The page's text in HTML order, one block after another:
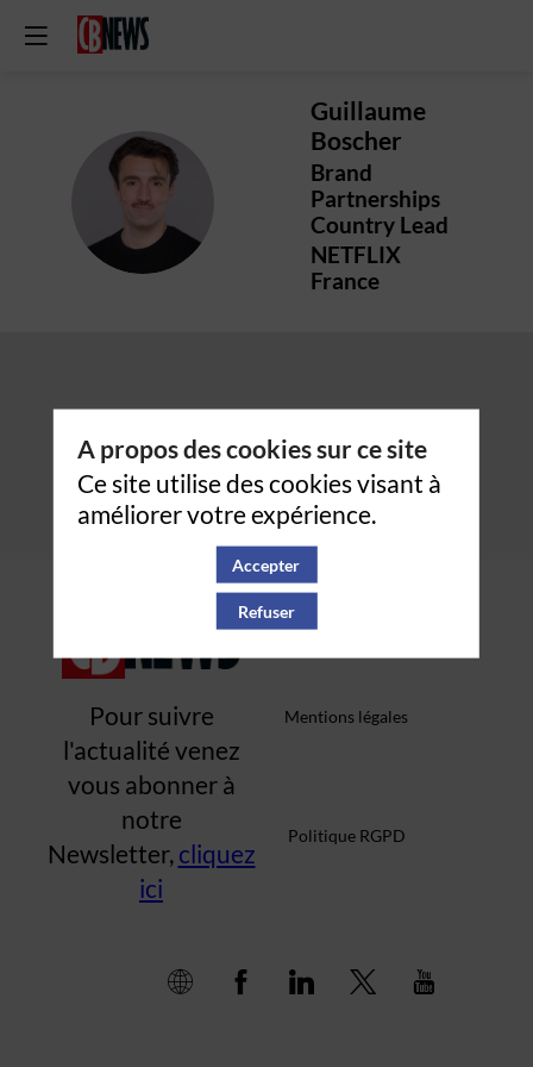
GB
Guillaume
Boscher
Brand
Partnerships
Country Lead
NETFLIX
France
Pour suivre
l'actualité venez
vous abonner à
notre
Newsletter,cliquez
ici
Qui sommes-nous ?
Mentions légales
Politique RGPD
A propos des cookies sur ce site
Ce site utilise des cookies visant à
améliorer votre expérience.
Accepter
Refuser